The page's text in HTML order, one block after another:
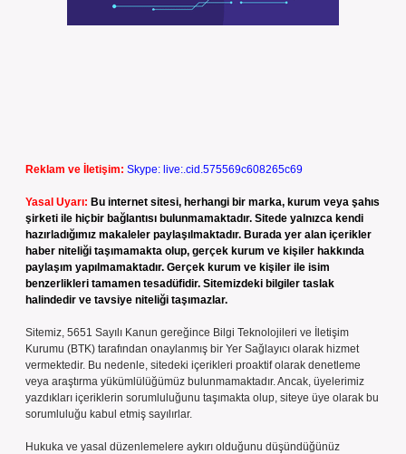
Reklam ve İletişim: Skype: live:.cid.575569c608265c69
Yasal Uyarı: Bu internet sitesi, herhangi bir marka, kurum veya şahıs
şirketi ile hiçbir bağlantısı bulunmamaktadır. Sitede yalnızca kendi
hazırladığımız makaleler paylaşılmaktadır. Burada yer alan içerikler
haber niteliği taşımamakta olup, gerçek kurum ve kişiler hakkında
paylaşım yapılmamaktadır. Gerçek kurum ve kişiler ile isim
benzerlikleri tamamen tesadüfidir. Sitemizdeki bilgiler taslak
halindedir ve tavsiye niteliği taşımazlar.
Sitemiz, 5651 Sayılı Kanun gereğince Bilgi Teknolojileri ve İletişim
Kurumu (BTK) tarafından onaylanmış bir Yer Sağlayıcı olarak hizmet
vermektedir. Bu nedenle, sitedeki içerikleri proaktif olarak denetleme
veya araştırma yükümlülüğümüz bulunmamaktadır. Ancak, üyelerimiz
yazdıkları içeriklerin sorumluluğunu taşımakta olup, siteye üye olarak bu
sorumluluğu kabul etmiş sayılırlar.
Hukuka ve yasal düzenlemelere aykırı olduğunu düşündüğünüz